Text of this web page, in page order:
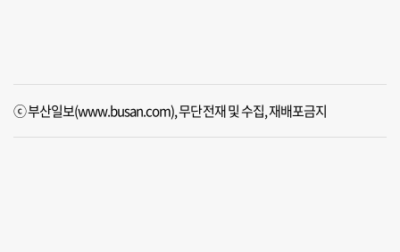
ⓒ 부산일보(www.busan.com), 무단전재 및 수집, 재배포금지